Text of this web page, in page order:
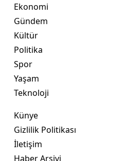
Ekonomi
Gündem
Kültür
Politika
Spor
Yaşam
Teknoloji
Künye
Gizlilik Politikası
İletişim
Haber Arşivi